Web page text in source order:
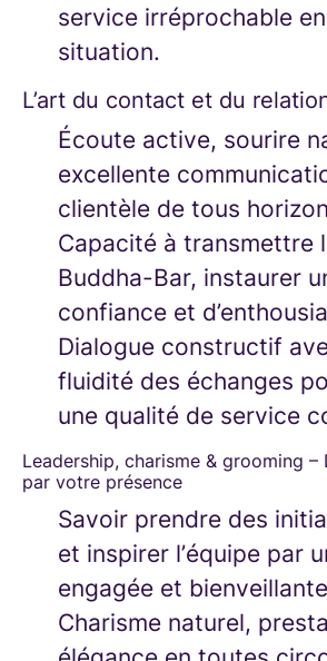
service irréprochable
situation.
L’art du contact et du
Écoute active, sourire
excellente
clientèle de tous
Capacité à transmettre
Buddha-Bar, instaurer
confiance et
Dialogue constructif
fluidité des échanges
une qualité de service
Leadership, charisme & grooming
par votre présence
Savoir prendre des
et inspirer l’équipe par
engagée et
Charisme naturel,